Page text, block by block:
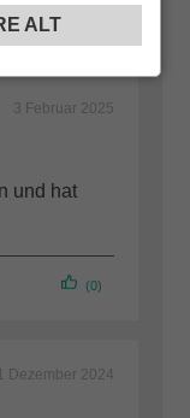
3 Februar 2025
und hat
(0)
Dezember 2024
ALT